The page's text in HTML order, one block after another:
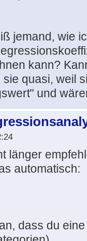
jemand, wie
kann?
quasi, weil
und
länger
automatisch:
dass du